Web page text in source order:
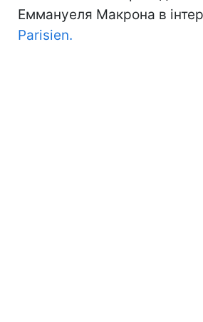
Еммануеля Макрона в
Parisien.